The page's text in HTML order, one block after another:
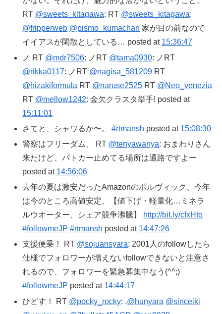
RT @sweets_kitagawa: RT @sweets_kitagawa:
@fripperweb @pismo_kumachan 家が目の前なので
イイアスが閑散としている… posted at 15:36:47
ノ RT @mdr7506: ノRT @tama0930: ノRT
@rikka0117: ノRT @nagisa_581209 RT
@hizakiformula RT @naruse2525 RT @Neo_venezia
RT @mellow1242: 金欠クラスタ挙手! posted at
15:11:01
さてと、シャワるか〜。#rtmansh posted at 15:08:30
警察はフリーダム。 RT @tenyawanya: おまわりさん
来たけど、パトカー止めてる場所は通路ですよー
posted at 14:56:06
去年の夏は激安だったAmazonのボルヴィック、今年
は今のところ高値安定。【値下げ・軽量化…ミネラ
ルウオーター、シェア競争沸騰】
http://bit.ly/cfxHto
#followmeJP #rtmansh posted at 14:47:26
支援便乗！ RT @sojuansyara: 2001人のfollowしたら
仕様でフォロワーが増えないfollowできないと注意さ
れるので、フォロワーを緊急募集中なう(^^;)
#followmeJP posted at 14:44:17
ひどす！ RT @pocky_rocky: .@hunyara @sinceiki